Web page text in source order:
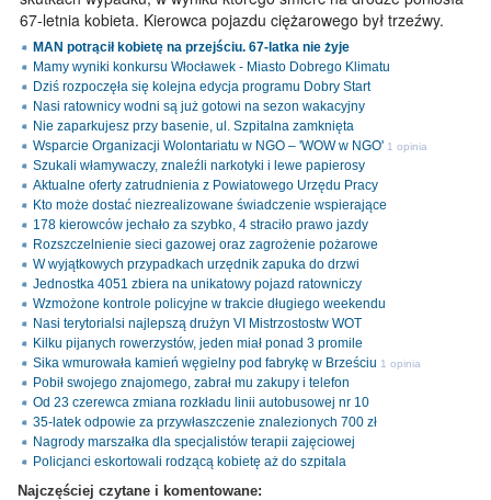
67-letnia kobieta. Kierowca pojazdu ciężarowego był trzeźwy.
MAN potrącił kobietę na przejściu. 67-latka nie żyje
Mamy wyniki konkursu Włocławek - Miasto Dobrego Klimatu
Dziś rozpoczęła się kolejna edycja programu Dobry Start
Nasi ratownicy wodni są już gotowi na sezon wakacyjny
Nie zaparkujesz przy basenie, ul. Szpitalna zamknięta
Wsparcie Organizacji Wolontariatu w NGO – 'WOW w NGO' 1 opinia
Szukali włamywaczy, znaleźli narkotyki i lewe papierosy
Aktualne oferty zatrudnienia z Powiatowego Urzędu Pracy
Kto może dostać niezrealizowane świadczenie wspierające
178 kierowców jechało za szybko, 4 straciło prawo jazdy
Rozszczelnienie sieci gazowej oraz zagrożenie pożarowe
W wyjątkowych przypadkach urzędnik zapuka do drzwi
Jednostka 4051 zbiera na unikatowy pojazd ratowniczy
Wzmożone kontrole policyjne w trakcie długiego weekendu
Nasi terytorialsi najlepszą drużyn VI Mistrzostostw WOT
Kilku pijanych rowerzystów, jeden miał ponad 3 promile
Sika wmurowała kamień węgielny pod fabrykę w Brześciu 1 opinia
Pobił swojego znajomego, zabrał mu zakupy i telefon
Od 23 czerewca zmiana rozkładu linii autobusowej nr 10
35-latek odpowie za przywłaszczenie znalezionych 700 zł
Nagrody marszałka dla specjalistów terapii zajęciowej
Policjanci eskortowali rodzącą kobietę aż do szpitala
Najczęściej czytane i komentowane: